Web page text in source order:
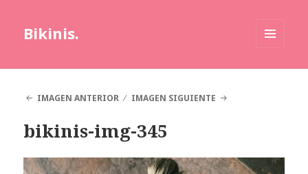
Bikinis.
IMAGEN ANTERIOR
IMAGEN SIGUIENTE
bikinis-img-345